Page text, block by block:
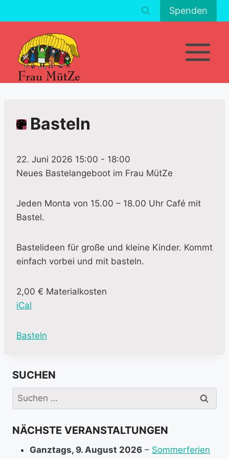
Inhalt
Spenden
Basteln
22. Juni 2026 15:00 - 18:00
Neues Bastelangeboot im Frau MütZe
Jeden Monta von 15.00 – 18.00 Uhr Café mit
Bastel.
Bastelideen für große und kleine Kinder. Kommt
einfach vorbei und mit basteln.
2,00 € Materialkosten
iCal
M
e
i
n
o
Basteln
SUCHEN
Suchen
nach:
NÄCHSTE VERANSTALTUNGEN
Ganztags, 9. August 2026 – Sommerferien